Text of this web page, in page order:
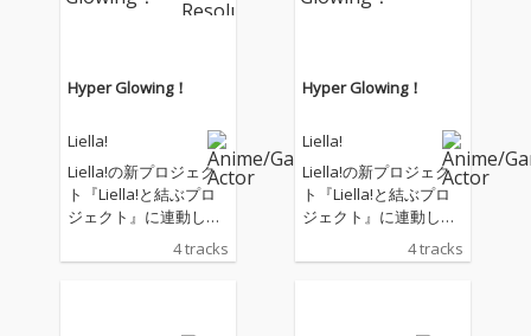
Hyper Glowing！
Liella!
Liella!の新プロジェク
ト『Liella!と結ぶプロ
ジェクト』に連動した
4 tracks
Hyper Glowing！
Liella!
Liella!の新プロジェク
ト『Liella!と結ぶプロ
ジェクト』に連動した
4 tracks